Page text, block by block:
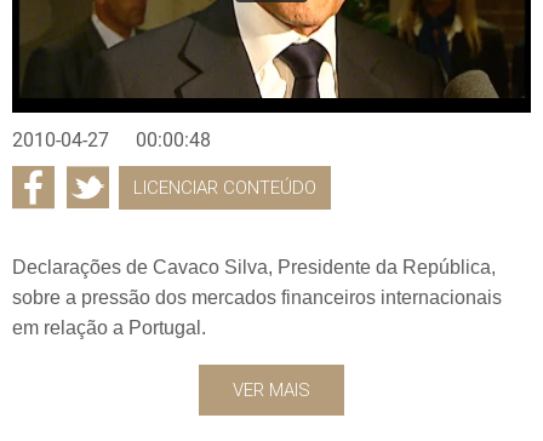
2010-04-27 00:00:48
LICENCIAR CONTEÚDO
Declarações de Cavaco Silva, Presidente da República,
sobre a pressão dos mercados financeiros internacionais
em relação a Portugal.
VER MAIS